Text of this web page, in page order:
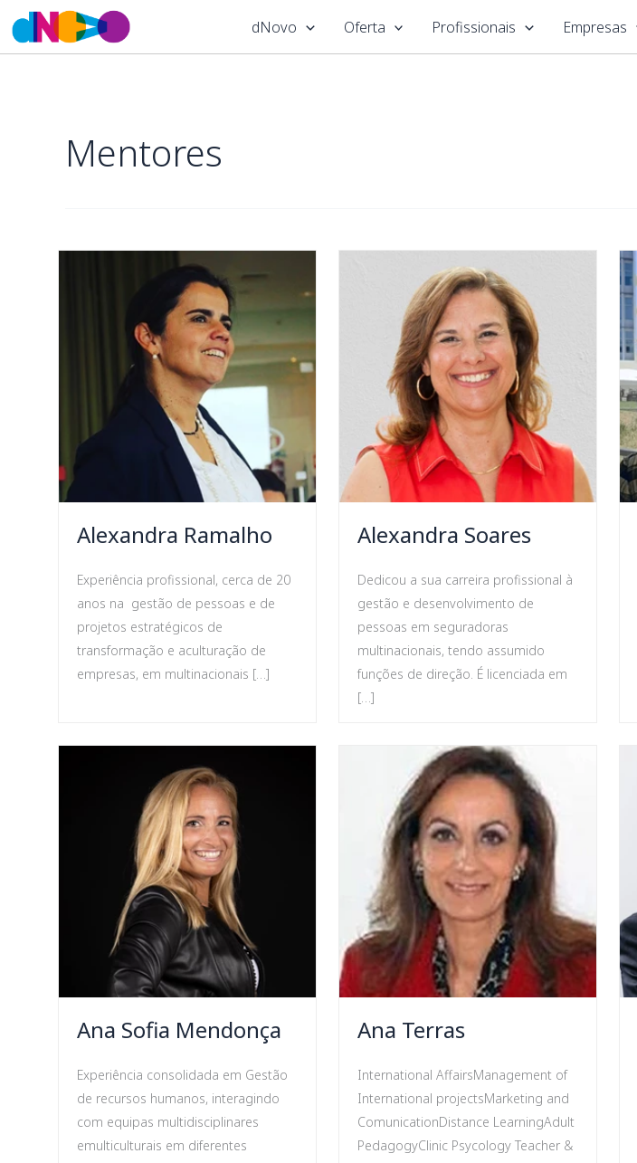
Skip
to
dNovo Oferta Profissionais Empresas
Mentores
Alexandra Ramalho
Experiência profissional, cerca de 20
anos na gestão de pessoas e de
projetos estratégicos de
transformação e aculturação de
empresas, em multinacionais […]
Alexandra Soares
Dedicou a sua carreira profissional à
gestão e desenvolvimento de
pessoas em seguradoras
multinacionais, tendo assumido
funções de direção. É licenciada em
[…]
Ana Sofia Mendonça
Experiência consolidada em Gestão
de recursos humanos, interagindo
com equipas multidisciplinares
emulticulturais em diferentes
Ana Terras
International AffairsManagement of
International projectsMarketing and
ComunicationDistance LearningAdult
PedagogyClinic Psycology Teacher &